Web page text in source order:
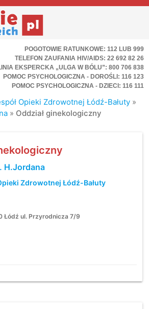
POGOTOWIE RATUNKOWE: 112 LUB 999
TELEFON ZAUFANIA HIV/AIDS: 22 692 82 26
EKSPERCKA „ULGA W BÓLU”: 800 706 838
POMOC PSYCHOLOGICZNA - DOROŚLI: 116 123
POMOC PSYCHOLOGICZNA - DZIECI: 116 111
Opieki Zdrowotnej Łódź-Bałuty »
» Oddział ginekologiczny
H.Jordana
Zdrowotnej Łódź-Bałuty
Łódź ul. Przyrodnicza 7/9